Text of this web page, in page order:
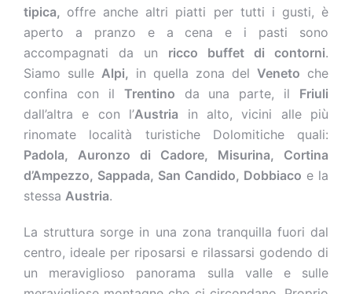
tipica, offre anche altri piatti per tutti i gusti, è
aperto a pranzo e a cena e i pasti sono
accompagnati da un ricco buffet di contorni.
Siamo sulle Alpi, in quella zona del Veneto che
confina con il Trentino da una parte, il Friuli
dall’altra e con l’Austria in alto, vicini alle più
rinomate località turistiche Dolomitiche quali:
Padola, Auronzo di Cadore, Misurina, Cortina
d’Ampezzo, Sappada, San Candido, Dobbiaco e la
stessa Austria.
La struttura sorge in una zona tranquilla fuori dal
centro, ideale per riposarsi e rilassarsi godendo di
un meraviglioso panorama sulla valle e sulle